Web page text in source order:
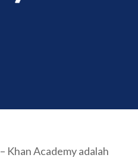
– Khan Academy adalah